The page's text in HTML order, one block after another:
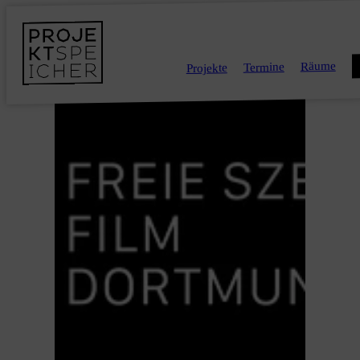
Projekte Termine Räume